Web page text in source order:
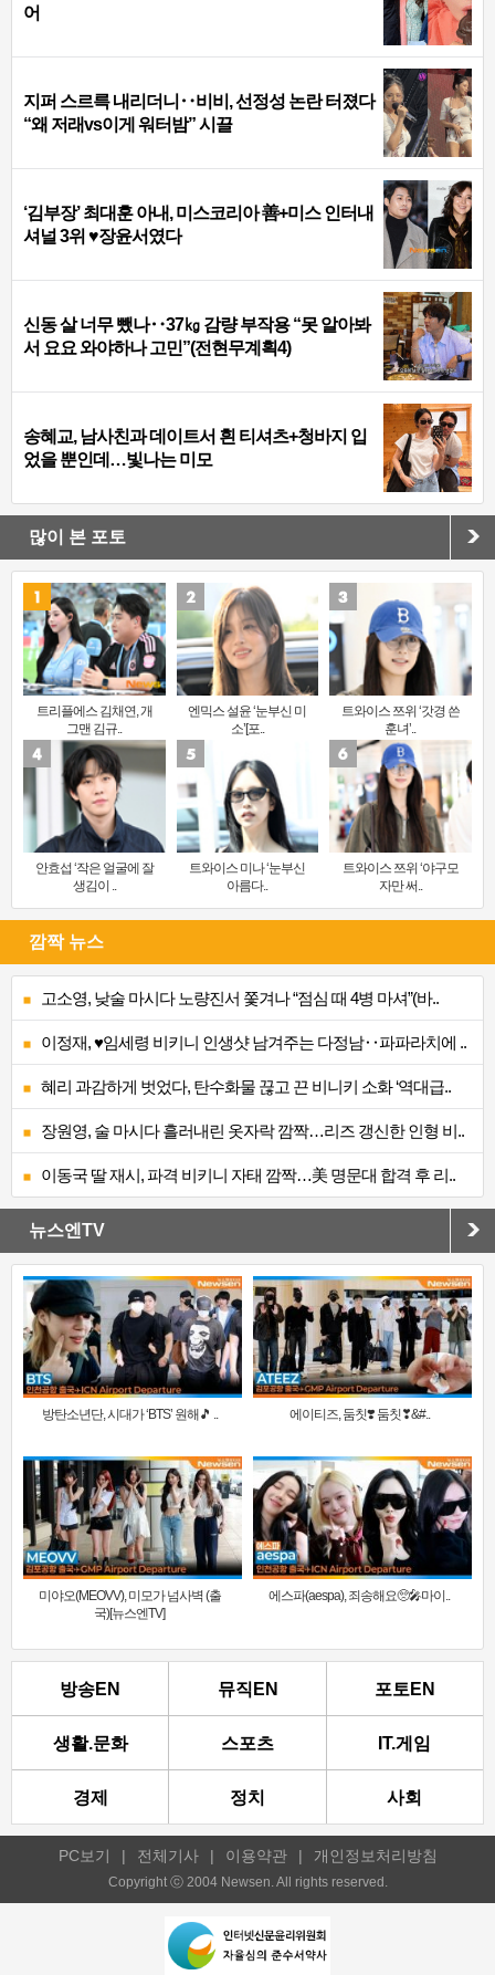
어
지퍼 스르륵 내리더니‥비비, 선정성 논란 터졌다
“왜 저래vs이게 워터밤” 시끌
‘김부장’ 최대훈 아내, 미스코리아 善+미스 인터내
셔널 3위 ♥장윤서였다
신동 살 너무 뺐나‥37㎏ 감량 부작용 “못 알아봐
서 요요 와야하나 고민”(전현무계획4)
송혜교, 남사친과 데이트서 흰 티셔츠+청바지 입
었을 뿐인데…빛나는 미모
많이 본 포토
트리플에스 김채연, 개
그맨 김규..
엔믹스 설윤 ‘눈부신 미
소’[포..
트와이스 쯔위 ‘갓경 쓴
훈녀’..
안효섭 ‘작은 얼굴에 잘
생김이 ..
트와이스 미나 ‘눈부신
아름다..
트와이스 쯔위 ‘야구모
자만 써..
깜짝 뉴스
고소영, 낮술 마시다 노량진서 쫓겨나 “점심 때 4병 마셔”(바..
이정재, ♥임세령 비키니 인생샷 남겨주는 다정남‥파파라치에 ..
혜리 과감하게 벗었다, 탄수화물 끊고 끈 비니키 소화 ‘역대급..
장원영, 술 마시다 흘러내린 옷자락 깜짝…리즈 갱신한 인형 비..
이동국 딸 재시, 파격 비키니 자태 깜짝…美 명문대 합격 후 리..
뉴스엔TV
방탄소년단, 시대가 ‘BTS’ 원해🎵 .. 에이티즈, 둠칫❣️ 둠칫❣&#..
미야오(MEOVV), 미모가 넘사벽 (출
국)[뉴스엔TV]
에스파(aespa), 죄송해요🥺🎤마이..
방송EN 뮤직EN 포토EN
생활.문화 스포츠 IT.게임
경제 정치 사회
PC보기 | 전체기사 | 이용약관 | 개인정보처리방침
Copyright ⓒ 2004 Newsen. All rights reserved.